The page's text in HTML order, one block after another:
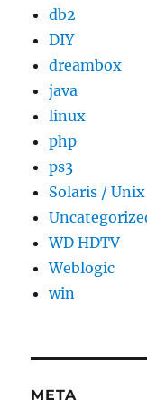
db2
DIY
dreambox
java
linux
php
ps3
Solaris / Unix
WD HDTV
Weblogic
win
META